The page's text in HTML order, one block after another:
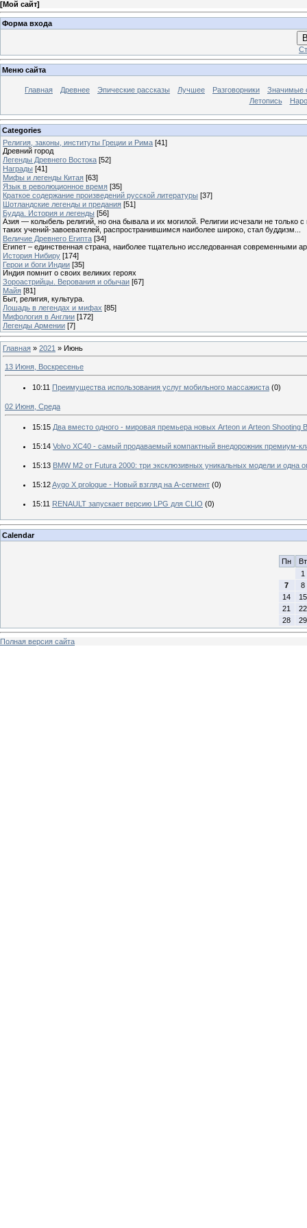
[Мой сайт]
Форма входа
Меню сайта
Главная Древнее Эпические рассказы Лучшее Разговорники
Значимые
Летопись
Categories
Религия, законы, институты Греции и Рима [41]
Древний город
Легенды Древнего Востока [52]
Награды [41]
Мифы и легенды Китая [63]
Язык в революционное время [35]
Краткое содержание произведений русской литературы [37]
Шотландские легенды и предания [51]
Будда. История и легенды [56]
Азия — колыбель религий, но она бывала и их могилой. Религии исчезали не
таких учений-завоевателей, распространившимся наиболее широко, стал буддизм...
Величие Древнего Египта [34]
Египет – единственная страна, наиболее тщательно исследованная современными
История Нибиру [174]
Герои и боги Индии [35]
Индия помнит о своих великих героях
Зороастрийцы. Верования и обычаи [67]
Майя [81]
Быт, религия, культура.
Лошадь в легендах и мифах [85]
Мифология в Англии [172]
Легенды Армении [7]
Главная » 2021 » Июнь
13 Июня, Воскресенье
10:11 Преимущества использования услуг мобильного массажиста (0)
02 Июня, Среда
15:15 Два вместо одного - мировая премьера новых Arteon и Arteon Shooting
15:14 Volvo XC40 - самый продаваемый компактный внедорожник премиум-
15:13 BMW M2 от Futura 2000: три эксклюзивных уникальных модели и одна
15:12Aygo X prologue - Новый взгляд на А-сегмент (0)
15:11 RENAULT запускает версию LPG для CLIO (0)
Calendar
Пн
Вт
1
7
8
14
15
21
22
28
29
Полная версия сайта